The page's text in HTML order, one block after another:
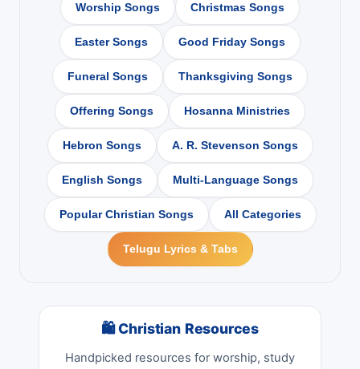
Worship Songs Christmas Songs
Easter Songs Good Friday Songs
Funeral Songs Thanksgiving Songs
Offering Songs Hosanna Ministries
Hebron Songs A. R. Stevenson Songs
English Songs Multi-Language Songs
Popular Christian Songs All Categories
Telugu Lyrics & Tabs
🛍 Christian Resources
Handpicked resources for worship, study